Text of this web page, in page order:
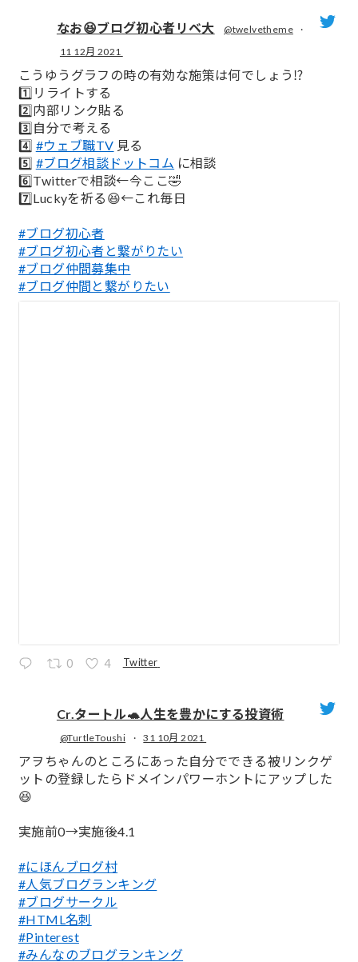
なお😆ブログ初心者リベ大 @twelvetheme
·
11 12月 2021
こうゆうグラフの時の有効な施策は何でしょう⁉️
1️⃣リライトする
2️⃣内部リンク貼る
3️⃣自分で考える
4️⃣ #ウェブ職TV 見る
5️⃣ #ブログ相談ドットコム に相談
6️⃣Twitterで相談←今ここ🤣
7️⃣Luckyを祈る😆←これ毎日
#ブログ初心者
#ブログ初心者と繋がりたい
#ブログ仲間募集中
#ブログ仲間と繋がりたい
0 4 Twitter
Cr.タートル🐢人生を豊かにする投資術
@TurtleToushi · 31 10月 2021
アヲちゃんのところにあった自分でできる被リンクゲ
ットの登録したらドメインパワーホントにアップした
😆
実施前0→実施後4.1
#にほんブログ村
#人気ブログランキング
#ブログサークル
#HTML名刺
#Pinterest
#みんなのブログランキング